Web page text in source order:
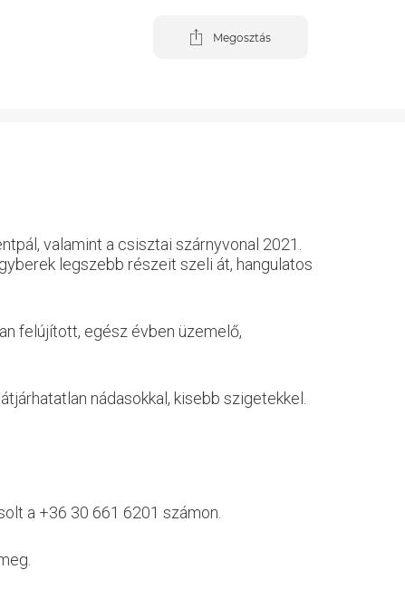
Megosztás
valamint a csisztai szárnyvonal 2021.
legszebb részeit szeli át, hangulatos
felújított, egész évben üzemelő,
nádasokkal, kisebb szigetekkel.
a +36 30 661 6201 számon.